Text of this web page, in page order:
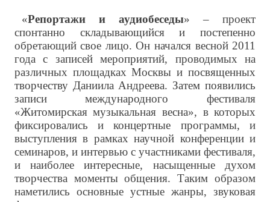
«Репортажи и аудиобеседы» – проект
спонтанно складывающийся и постепенно
обретающий свое лицо. Он начался весной 2011
года с записей мероприятий, проводимых на
различных площадках Москвы и посвященных
творчеству Даниила Андреева. Затем появились
записи международного фестиваля
«Житомирская музыкальная весна», в которых
фиксировались и концертные программы, и
выступления в рамках научной конференции и
семинаров, и интервью с участниками фестиваля,
и наиболее интересные, насыщенные духом
творчества моменты общения. Таким образом
наметились основные устные жанры, звуковая